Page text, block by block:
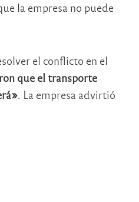
la empresa no puede
el conflicto en el
que el transporte
. La empresa advirtió